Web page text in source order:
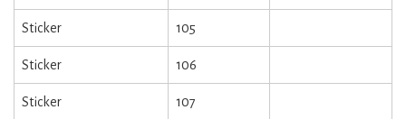
Sticker 105
Sticker 106
Sticker 107